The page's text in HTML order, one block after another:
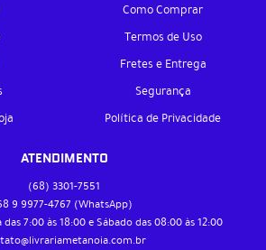
Como Comprar
Termos de Uso
Fretes e Entrega
Segurança
Política de Privacidade
ATENDIMENTO
(68) 3301-7551
9 9977-4767 (WhatsApp)
7:00 às 18:00 e Sábado das 08:00 às 12:00